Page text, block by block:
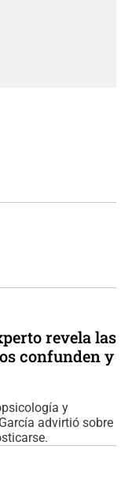
revela las
confunden y
y
advirtió sobre